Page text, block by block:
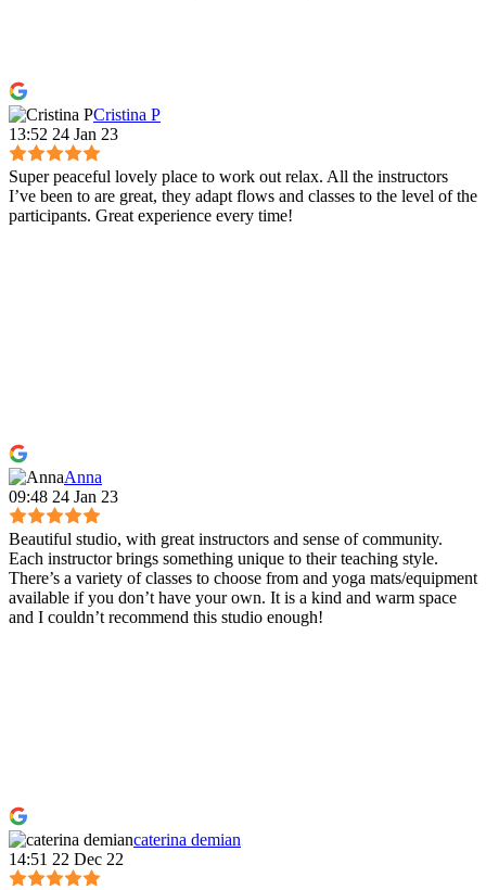
Cristina P
13:52 24 Jan 23
Super peaceful lovely place to work out relax. All the instructors
I’ve been to are great, they adapt flows and classes to the level of the
participants. Great experience every time!
Anna
09:48 24 Jan 23
Beautiful studio, with great instructors and sense of community.
Each instructor brings something unique to their teaching style.
There’s a variety of classes to choose from and yoga mats/equipment
available if you don’t have your own. It is a kind and warm space
and I couldn’t recommend this studio enough!
caterina demian
14:51 22 Dec 22